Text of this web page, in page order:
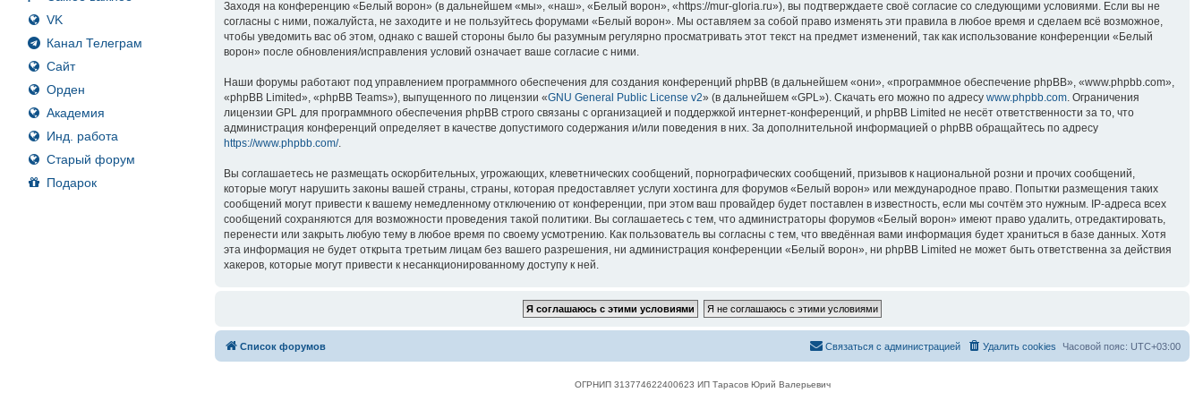
VK
Канал Телеграм
Сайт
Орден
Академия
Инд. работа
Старый форум
Подарок
Заходя на конференцию «Белый ворон» (в дальнейшем «мы», «наш», «Белый ворон», «https://mur-gloria.ru»), вы подтверждаете своё согласие со следующими условиями. Если вы не
согласны с ними, пожалуйста, не заходите и не пользуйтесь форумами «Белый ворон». Мы оставляем за собой право изменять эти правила в любое время и сделаем всё возможное,
чтобы уведомить вас об этом, однако с вашей стороны было бы разумным регулярно просматривать этот текст на предмет изменений, так как использование конференции «Белый
ворон» после обновления/исправления условий означает ваше согласие с ними.
Наши форумы работают под управлением программного обеспечения для создания конференций phpBB (в дальнейшем «они», «программное обеспечение phpBB», «www.phpbb.com»,
«phpBB Limited», «phpBB Teams»), выпущенного по лицензии «GNU General Public License v2» (в дальнейшем «GPL»). Скачать его можно по адресуwww.phpbb.com. Ограничения
лицензии GPL для программного обеспечения phpBB строго связаны с организацией и поддержкой интернет-конференций, и phpBB Limited не несёт ответственности за то, что
администрация конференций определяет в качестве допустимого содержания и/или поведения в них. За дополнительной информацией о phpBB обращайтесь по адресу
https://www.phpbb.com/.
Вы соглашаетесь не размещать оскорбительных, угрожающих, клеветнических сообщений, порнографических сообщений, призывов к национальной розни и прочих сообщений,
которые могут нарушить законы вашей страны, страны, которая предоставляет услуги хостинга для форумов «Белый ворон» или международное право. Попытки размещения таких
сообщений могут привести к вашему немедленному отключению от конференции, при этом ваш провайдер будет поставлен в известность, если мы сочтём это нужным. IP-адреса всех
сообщений сохраняются для возможности проведения такой политики. Вы соглашаетесь с тем, что администраторы форумов «Белый ворон» имеют право удалить, отредактировать,
перенести или закрыть любую тему в любое время по своему усмотрению. Как пользователь вы согласны с тем, что введённая вами информация будет храниться в базе данных. Хотя
эта информация не будет открыта третьим лицам без вашего разрешения, ни администрация конференции «Белый ворон», ни phpBB Limited не может быть ответственна за действия
хакеров, которые могут привести к несанкционированному доступу к ней.
Список форумов Часовой пояс: UTC+03:00
Удалить cookies
Связаться с администрацией
ОГРНИП 313774622400623 ИП Тарасов Юрий Валерьевич